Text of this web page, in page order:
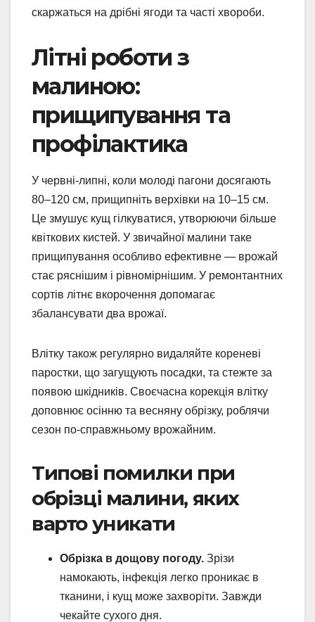
скаржаться на дрібні ягоди та часті хвороби.
Літні роботи з
малиною:
прищипування та
профілактика
У червні-липні, коли молоді пагони досягають
80–120 см, прищипніть верхівки на 10–15 см.
Це змушує кущ гілкуватися, утворюючи більше
квіткових кистей. У звичайної малини таке
прищипування особливо ефективне — врожай
стає ряснішим і рівномірнішим. У ремонтантних
сортів літнє вкорочення допомагає
збалансувати два врожаї.
Влітку також регулярно видаляйте кореневі
паростки, що загущують посадки, та стежте за
появою шкідників. Своєчасна корекція влітку
доповнює осінню та весняну обрізку, роблячи
сезон по-справжньому врожайним.
Типові помилки при
обрізці малини, яких
варто уникати
Обрізка в дощову погоду. Зрізи
намокають, інфекція легко проникає в
тканини, і кущ може захворіти. Завжди
чекайте сухого дня.